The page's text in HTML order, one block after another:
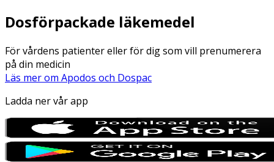
Dosförpackade läkemedel
För vårdens patienter eller för dig som vill prenumerera
på din medicin
Läs mer om Apodos och Dospac
Ladda ner vår app